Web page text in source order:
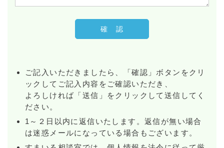
ご記入いただきましたら、「確認」ボタンをクリ
ックしてご記入内容をご確認いただき、
よろしければ「送信」をクリックして送信してく
ださい。
1～２日以内に返信いたします。返信が無い場合
は迷惑メールになっている場合もございます。